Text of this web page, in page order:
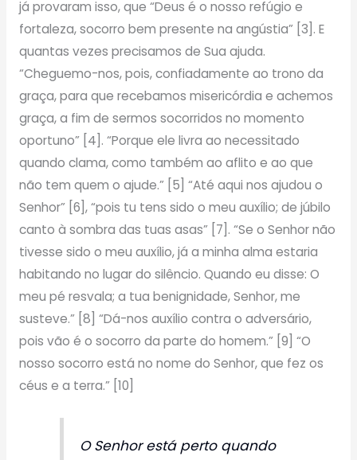
já provaram isso, que “Deus é o nosso refúgio e
fortaleza, socorro bem presente na angústia” [3]. E
quantas vezes precisamos de Sua ajuda.
“Cheguemo-nos, pois, confiadamente ao trono da
graça, para que recebamos misericórdia e achemos
graça, a fim de sermos socorridos no momento
oportuno” [4]. “Porque ele livra ao necessitado
quando clama, como também ao aflito e ao que
não tem quem o ajude.” [5] “Até aqui nos ajudou o
Senhor” [6], “pois tu tens sido o meu auxílio; de júbilo
canto à sombra das tuas asas” [7]. “Se o Senhor não
tivesse sido o meu auxílio, já a minha alma estaria
habitando no lugar do silêncio. Quando eu disse: O
meu pé resvala; a tua benignidade, Senhor, me
susteve.” [8] “Dá-nos auxílio contra o adversário,
pois vão é o socorro da parte do homem.” [9] “O
nosso socorro está no nome do Senhor, que fez os
céus e a terra.” [10]
O Senhor está perto quando